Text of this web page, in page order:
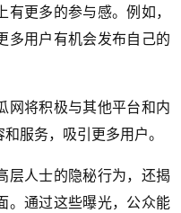
更多的参与感。例如，
多用户有机会发布自己的
网将积极与其他平台和内
服务，吸引更多用户。
层人士的隐秘行为，还揭
。通过这些曝光，公众能